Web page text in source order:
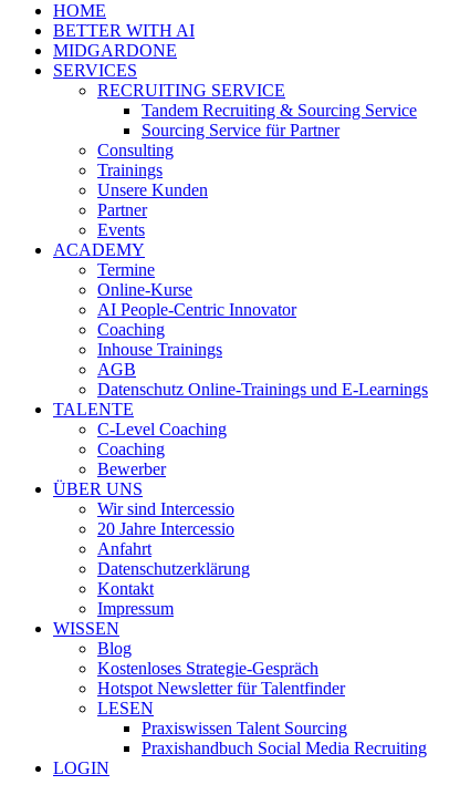
HOME
BETTER WITH AI
MIDGARDONE
SERVICES
RECRUITING SERVICE
Tandem Recruiting & Sourcing Service
Sourcing Service für Partner
Consulting
Trainings
Unsere Kunden
Partner
Events
ACADEMY
Termine
Online-Kurse
AI People-Centric Innovator
Coaching
Inhouse Trainings
AGB
Datenschutz Online-Trainings und E-Learnings
TALENTE
C-Level Coaching
Coaching
Bewerber
ÜBER UNS
Wir sind Intercessio
20 Jahre Intercessio
Anfahrt
Datenschutzerklärung
Kontakt
Impressum
WISSEN
Blog
Kostenloses Strategie-Gespräch
Hotspot Newsletter für Talentfinder
LESEN
Praxiswissen Talent Sourcing
Praxishandbuch Social Media Recruiting
LOGIN